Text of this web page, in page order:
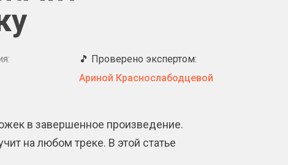
🎵 Проверено экспертом:
Ариной Краснослабодцевой
в завершенное произведение.
на любом треке. В этой статье